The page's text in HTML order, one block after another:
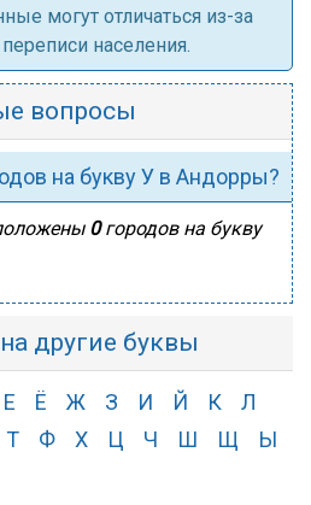
могут отличаться из-за
населения.
вопросы
на букву У в Андорры?
0городов на букву
другие буквы
Е Ё Ж З И Й К
Л
Т Ф Х Ц Ч Ш Щ
Ы